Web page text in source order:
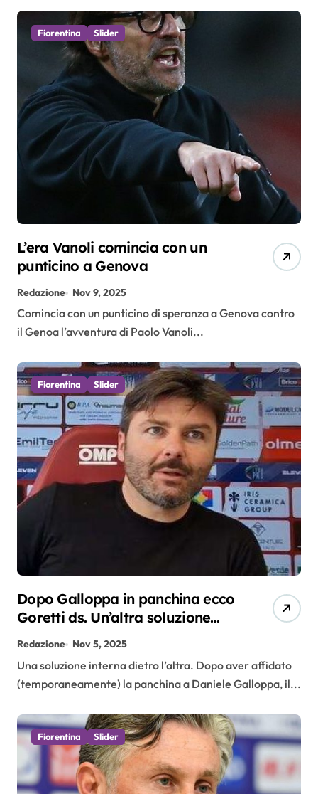
Fiorentina Slider
L’era Vanoli comincia con un
punticino a Genova
Redazione Nov 9, 2025
Comincia con un punticino di speranza a Genova contro
il Genoa l’avventura di Paolo Vanoli...
Fiorentina Slider
Dopo Galloppa in panchina ecco
Goretti ds. Un’altra soluzione
interna
Redazione Nov 5, 2025
Una soluzione interna dietro l’altra. Dopo aver affidato
(temporaneamente) la panchina a Daniele Galloppa, il...
Fiorentina Slider